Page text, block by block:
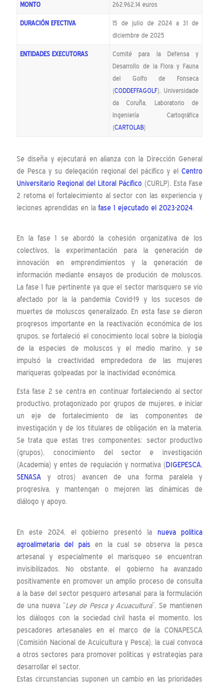
MONTO 262.962,14 euros
DURACIÓN EFECTIVA
15 de julio de 2024 a 31 de
diciembre de 2025
ENTIDADES EXECUTORAS
Comité para la Defensa y
Desarrollo de la Flora y Fauna
del Golfo de Fonseca
(CODDEFFAGOLF), Universidade
da Coruña, Laboratorio de
Ingeniería Cartográfica
(CARTOLAB)
Se diseña y ejecutará en alianza con la Dirección General
de Pesca y su delegación regional del pácifico y elCentro
Universitario Regional del Litoral Pácifico (CURLP). Esta Fase
2 retoma el fortalecimiento al sector con las experiencia y
leciones aprendidas en la fase 1 ejecutado el 2023-2024.
En la fase 1 se abordó la cohesión organizativa de los
colectivos, la experimentación para la generación de
innovacíón en emprendimientos y la generación de
información mediante ensayos de produción de moluscos.
La fase 1 fue pertinente ya que el sector marisquero se vio
afectado por la la pandemia Covid-19 y los sucesos de
muertes de moluscos generalizado. En esta fase se dieron
progresos importante en la reactivación económica de los
grupos, se fortaleció el conocimiento local sobre la biología
de la especies de moluscos y el medio marino, y se
impulsó la creactividad emprededora de las mujeres
mariqueras golpeadas por la inactividad económica.
Esta fase 2 se centra en continuar fortaleciendo al sector
productivo, protagonizado por grupos de mujeres, e iniciar
un eje de fortalecimiento de las componentes de
investigación y de los titulares de obligación en la materia.
Se trata que estas tres componentes: sector productivo
(grupos), conocimiento del sector e investigación
(Academia) y entes de regulación y normativa (DIGEPESCA,
SENASAy otros) avancen de una forma paralela y
progresiva, y mantengan o mejoren las dinámicas de
diálogo y apoyo.
En este 2024, el gobierno presentó la nueva politica
agroalimetaria del paisen la cual se observa la pesca
artesanal y especialmente el marisqueo se encuentran
invisibilizados. No obstante, el gobierno ha avanzado
positivamente en promover un amplio proceso de consulta
a la base del sector pesquero artesanal para la formulación
de una nueva “Ley de Pesca y Acuacultura”. Se mantienen
los diálogos con la sociedad civil hasta el momento, los
pescadores artesanales en el marco de la CONAPESCA
(Comisión Nacional de Acuicultura y Pesca), la cual convoca
a otros sectores para promover politicas y estrategias para
desarrollar el sector.
Estas circunstancias suponen un cambio en las prioridades